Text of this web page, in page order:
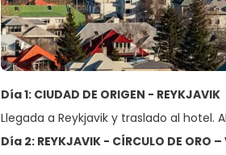
Día 1: CIUDAD DE ORIGEN - REYKJAVIK
Llegada a Reykjavik y traslado al hotel.
Día 2: REYKJAVIK - CÍRCULO DE ORO –